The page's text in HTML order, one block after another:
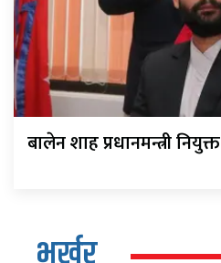
बालेन शाह प्रधानमन्त्री नियुक्त